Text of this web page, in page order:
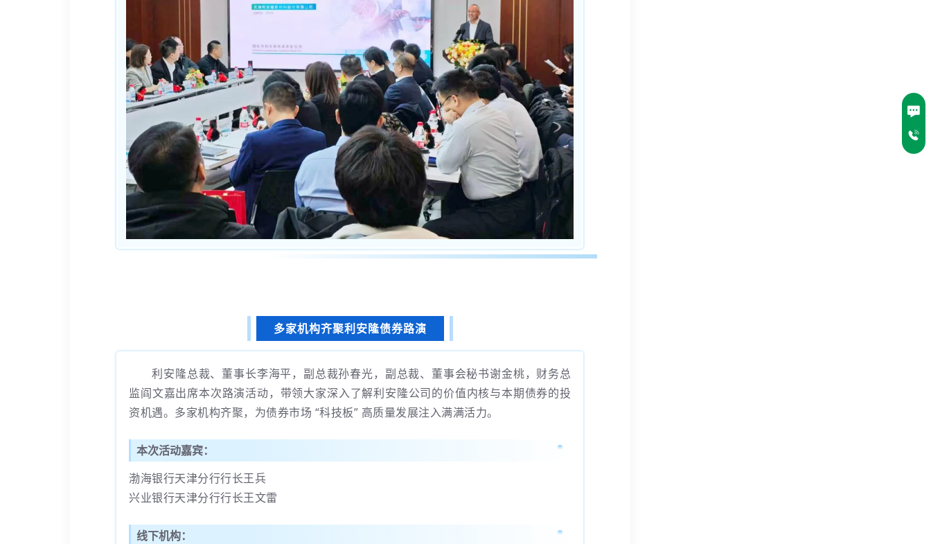
多家机构齐聚利安隆债券路演
利安隆总裁、董事长李海平，副总裁孙春光，副总裁、董事会秘书谢金桃，财务总
监阎文嘉出席本次路演活动，带领大家深入了解利安隆公司的价值内核与本期债券的投
资机遇。多家机构齐聚，为债券市场 “科技板” 高质量发展注入满满活力。
本次活动嘉宾：
渤海银行天津分行行长王兵
兴业银行天津分行行长王文雷
线下机构：